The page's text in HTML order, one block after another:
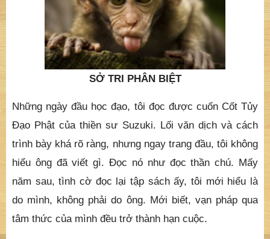
SỞ TRI PHÂN BIỆT
Những ngày đầu học đạo, tôi đọc được cuốn Cốt Tủy
Đạo Phật của thiền sư Suzuki. Lối văn dịch và cách
trình bày khá rõ ràng, nhưng ngay trang đầu, tôi không
hiểu ông đã viết gì. Đọc nó như đọc thần chú. Mấy
năm sau, tình cờ đọc lại tập sách ấy, tôi mới hiểu là
do mình, không phải do ông. Mới biết, vạn pháp qua
tâm thức của mình đều trở thành hạn cuộc.